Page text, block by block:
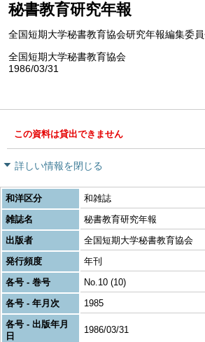
秘書教育研究年報
全国短期大学秘書教育協会研究年報編集委
全国短期大学秘書教育協会
1986/03/31
この資料は貸出できません
詳しい情報を閉じる
和洋区分
和雑誌
雑誌名
秘書教育研究年報
出版者
全国短期大学秘書教育協会
発行頻度
年刊
各号 - 巻号
No.10 (10)
各号 - 年月次
1985
各号 - 出版年月
日
1986/03/31